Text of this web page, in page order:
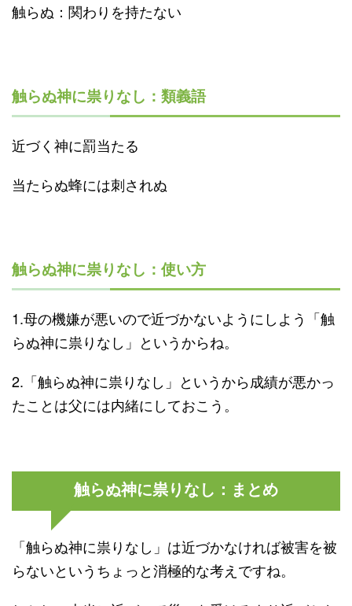
触らぬ：関わりを持たない
触らぬ神に祟りなし：類義語
近づく神に罰当たる
当たらぬ蜂には刺されぬ
触らぬ神に祟りなし：使い方
1.母の機嫌が悪いので近づかないようにしよう「触
らぬ神に祟りなし」というからね。
2.「触らぬ神に祟りなし」というから成績が悪かっ
たことは父には内緒にしておこう。
触らぬ神に祟りなし：まとめ
「触らぬ神に祟りなし」は近づかなければ被害を被
らないというちょっと消極的な考えですね。